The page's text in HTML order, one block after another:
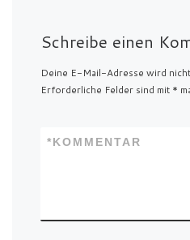
Schreibe einen
Deine E-Mail-Adresse wird
Erforderliche Felder sind mit *
KOMMENTAR
*